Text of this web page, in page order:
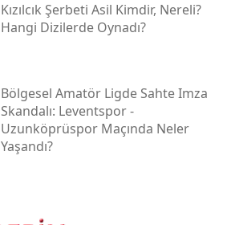
Kızılcık Şerbeti Asil Kimdir, Nereli?
Hangi Dizilerde Oynadı?
Bölgesel Amatör Ligde Sahte Imza
Skandalı: Leventspor -
Uzunköprüspor Maçında Neler
Yaşandı?